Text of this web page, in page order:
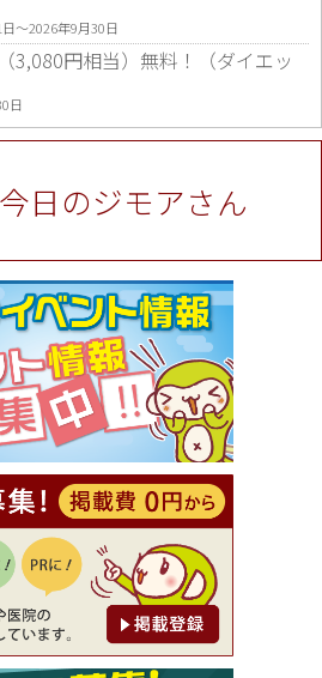
〜2026年9月30日
3,080円相当）無料！（ダイエッ
日
ア見た」で更に買い取り金額 U
品商品は除く（大黒屋 高田馬場
日
★ お会計より全品5％OFF（ナチ
イドショップ［マキマキ］）
日まで
初回割引 特価 VIO脱毛11,000円
ズ専門ワックス脱毛サロン Mickle
日
2】コース 3,500円→3,000円（料
放題）（創作イタリアン Pia Cu
レ））
日
典1】料理全品20％OFF ※18時以
ン Pia Cuore（ピアクオーレ））
日
初回割引 特価 鼻毛脱毛 半額 2,2
メンズ専門ワックス脱毛サロン Mi
））
日
今日のジモアさん